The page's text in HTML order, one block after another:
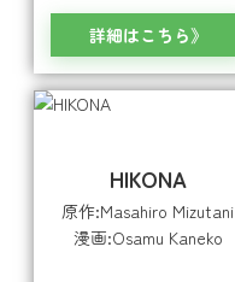
詳細はこちら
HIKONA
原作:Masahiro Mizutani
漫画:Osamu Kaneko